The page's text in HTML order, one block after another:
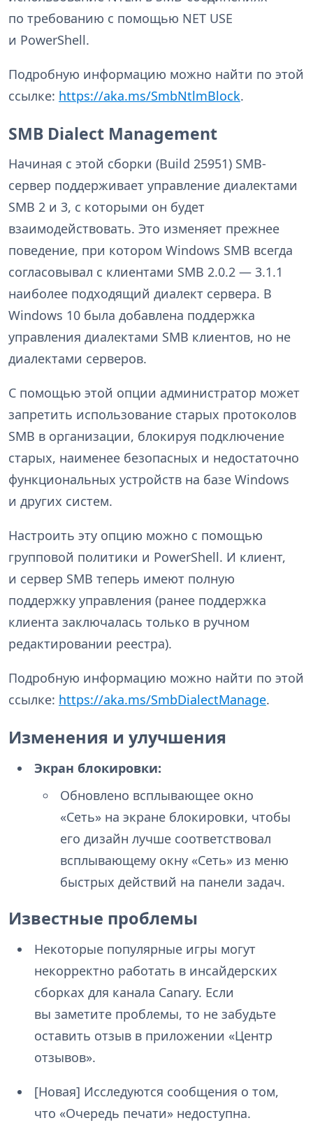
по требованию с помощью NET USE
и PowerShell.
Подробную информацию можно найти по этой
ссылке: https://aka.ms/SmbNtlmBlock.
SMB Dialect Management
Начиная с этой сборки (Build 25951) SMB-
сервер поддерживает управление диалектами
SMB 2 и 3, с которыми он будет
взаимодействовать. Это изменяет прежнее
поведение, при котором Windows SMB всегда
согласовывал с клиентами SMB 2.0.2 — 3.1.1
наиболее подходящий диалект сервера. В
Windows 10 была добавлена поддержка
управления диалектами SMB клиентов, но не
диалектами серверов.
С помощью этой опции администратор может
запретить использование старых протоколов
SMB в организации, блокируя подключение
старых, наименее безопасных и недостаточно
функциональных устройств на базе Windows
и других систем.
Настроить эту опцию можно с помощью
групповой политики и PowerShell. И клиент,
и сервер SMB теперь имеют полную
поддержку управления (ранее поддержка
клиента заключалась только в ручном
редактировании реестра).
Подробную информацию можно найти по этой
ссылке: https://aka.ms/SmbDialectManage.
Изменения и улучшения
Экран блокировки:
Обновлено всплывающее окно
«Сеть» на экране блокировки, чтобы
его дизайн лучше соответствовал
всплывающему окну «Сеть» из меню
быстрых действий на панели задач.
Известные проблемы
Некоторые популярные игры могут
некорректно работать в инсайдерских
сборках для канала Canary. Если
вы заметите проблемы, то не забудьте
оставить отзыв в приложении «Центр
отзывов».
[Новая] Исследуются сообщения о том,
что «Очередь печати» недоступна.